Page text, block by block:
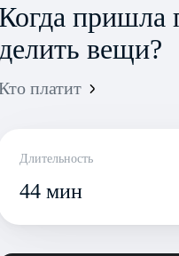
Когда пришла
делить вещи?
платит
Длительность
44 мин